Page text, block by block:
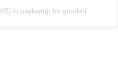
paylaştığı bir gönderi